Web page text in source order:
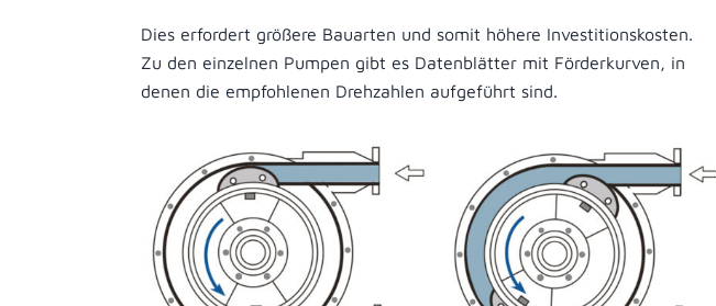
Dies erfordert größere Bauarten und somit höhere Investitionskosten.
Zu den einzelnen Pumpen gibt es Datenblätter mit Förderkurven, in
denen die empfohlenen Drehzahlen aufgeführt sind.